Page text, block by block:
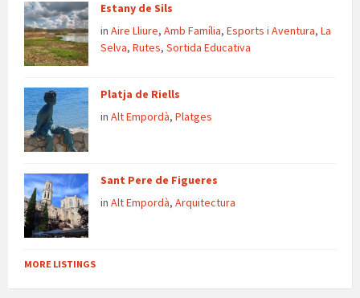
Estany de Sils
in Aire Lliure, Amb Família, Esports i Aventura, La
Selva, Rutes, Sortida Educativa
Platja de Riells
in Alt Empordà, Platges
Sant Pere de Figueres
in Alt Empordà, Arquitectura
MORE LISTINGS